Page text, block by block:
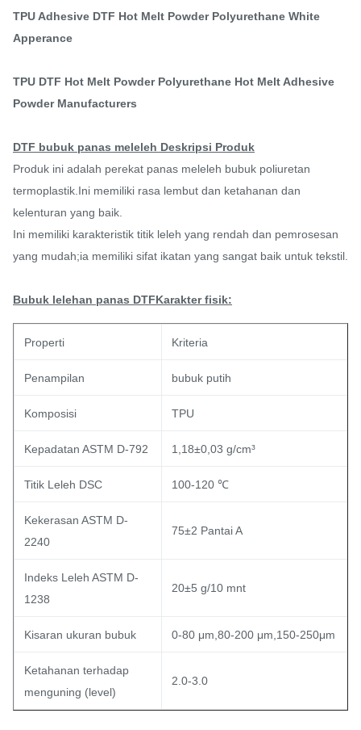
TPU Adhesive DTF Hot Melt Powder Polyurethane White
Apperance
TPU DTF Hot Melt Powder Polyurethane Hot Melt Adhesive
Powder Manufacturers
DTF bubuk panas meleleh Deskripsi Produk
Produk ini adalah perekat panas meleleh bubuk poliuretan
termoplastik.Ini memiliki rasa lembut dan ketahanan dan
kelenturan yang baik.
Ini memiliki karakteristik titik leleh yang rendah dan pemrosesan
yang mudah;ia memiliki sifat ikatan yang sangat baik untuk tekstil.
Bubuk lelehan panas DTFKarakter fisik:
Properti Kriteria
Penampilan bubuk putih
Komposisi TPU
Kepadatan ASTM D-792 1,18±0,03 g/cm³
Titik Leleh DSC 100-120 ℃
Kekerasan ASTM D-
2240
75±2 Pantai A
Indeks Leleh ASTM D-
1238
20±5 g/10 mnt
Kisaran ukuran bubuk 0-80 μm,80-200 μm,150-250μm
Ketahanan terhadap
menguning (level)
2.0-3.0